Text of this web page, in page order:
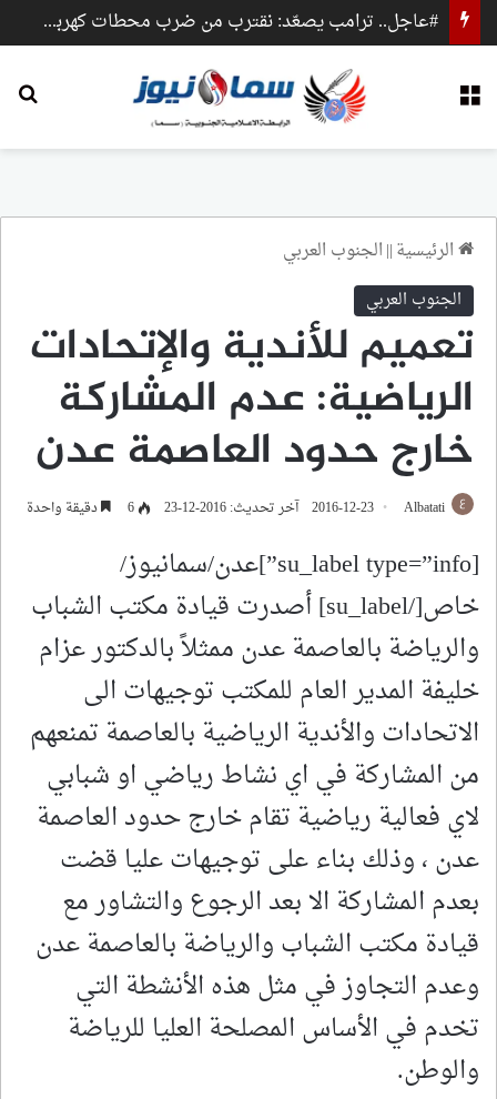
#عاجل.. ترامب يصعّد: نقترب من ضرب محطات كهرباء وجسور داخل إيران
الرئيسية||الجنوب العربي
الجنوب العربي
تعميم للأندية والإتحادات
الرياضية: عدم المشاركة
خارج حدود العاصمة عدن
Albatati
2016-12-23 آخر تحديث: 2016-12-23 6 دقيقة واحدة
[su_label type=”info”]عدن/سمانيوز/
خاص[/su_label] أصدرت قيادة مكتب الشباب
والرياضة بالعاصمة عدن ممثلاً بالدكتور عزام
خليفة المدير العام للمكتب توجيهات الى
الاتحادات والأندية الرياضية بالعاصمة تمنعهم
من المشاركة في اي نشاط رياضي او شبابي
لاي فعالية رياضية تقام خارج حدود العاصمة
عدن ، وذلك بناء على توجيهات عليا قضت
بعدم المشاركة الا بعد الرجوع والتشاور مع
قيادة مكتب الشباب والرياضة بالعاصمة عدن
وعدم التجاوز في مثل هذه الأنشطة التي
تخدم في الأساس المصلحة العليا للرياضة
والوطن.